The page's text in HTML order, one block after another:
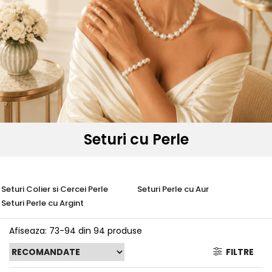
Seturi Perle cu Argint
Brățări cu Perle
Pandantive cu Perle
Brose cu Perle
Seturi cu Perle
Seturi Colier si Cercei Perle
Seturi Perle cu Aur
Seturi Perle cu Argint
Afiseaza: 73-94 din 94 produse
FILTRE